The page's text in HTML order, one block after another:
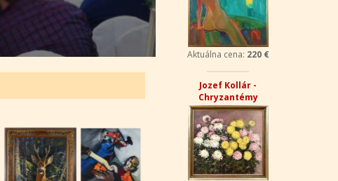
Aktuálna cena: 220 €
Jozef Kollár -
Chryzantémy